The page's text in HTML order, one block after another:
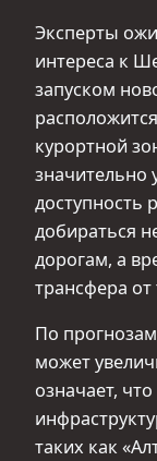
Эксперты
интереса к
запуском
курортной
значительно
доступность
добираться
дорогам, а
трансфера
По
может
означает,
таких как